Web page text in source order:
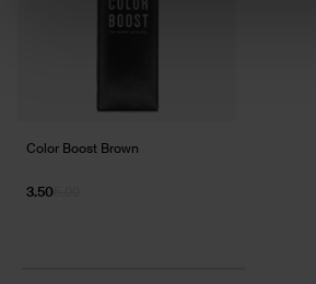
Color Boost Brown
3.50